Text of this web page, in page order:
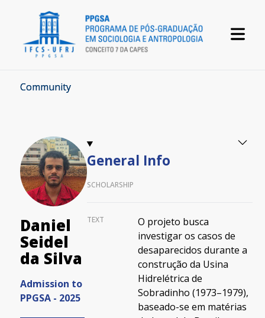
Community
Daniel
Seidel
da Silva
Admission to
PPGSA - 2025
General Info
SCHOLARSHIP
TEXT
O projeto busca
investigar os casos de
desaparecidos durante a
construção da Usina
Hidrelétrica de
Sobradinho (1973–1979),
baseado-se em matérias